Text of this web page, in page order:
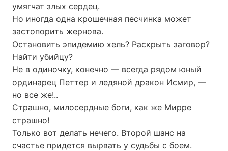
умягчат злых сердец.
Но иногда одна крошечная песчинка может
застопорить жернова.
Остановить эпидемию хель? Раскрыть заговор?
Найти убийцу?
Не в одиночку, конечно — всегда рядом юный
ординарец Петтер и ледяной дракон Исмир, —
но все же!..
Страшно, милосердные боги, как же Мирре
страшно!
Только вот делать нечего. Второй шанс на
счастье придется вырвать у судьбы с боем.